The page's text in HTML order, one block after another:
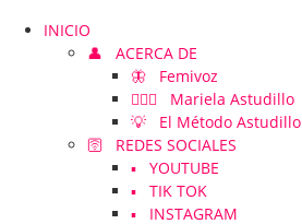
INICIO
👤 ACERCA DE
🦋 Femivoz
👱🏻‍♀️ Mariela Astudillo
💡 El Método Astudillo
🛜 REDES SOCIALES
▪️ YOUTUBE
▪️ TIK TOK
▪️ INSTAGRAM